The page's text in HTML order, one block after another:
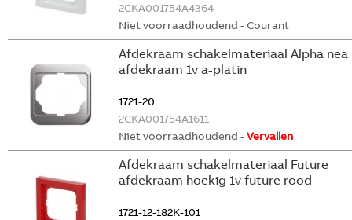
2CKA001754A4364
Niet voorraadhoudend - Courant
Afdekraam schakelmateriaal Alpha nea
afdekraam 1v a-platin
1721-20
2CKA001754A1611
Niet voorraadhoudend -Vervallen
Afdekraam schakelmateriaal Future
afdekraam hoekig 1v future rood
1721-12-182K-101